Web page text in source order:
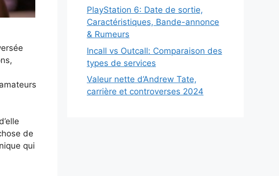
de
qui
PlayStation 6: Date de sortie,
Caractéristiques, Bande-annonce
& Rumeurs
Incall vs Outcall: Comparaison des
types de services
Valeur nette d’Andrew Tate,
carrière et controverses 2024